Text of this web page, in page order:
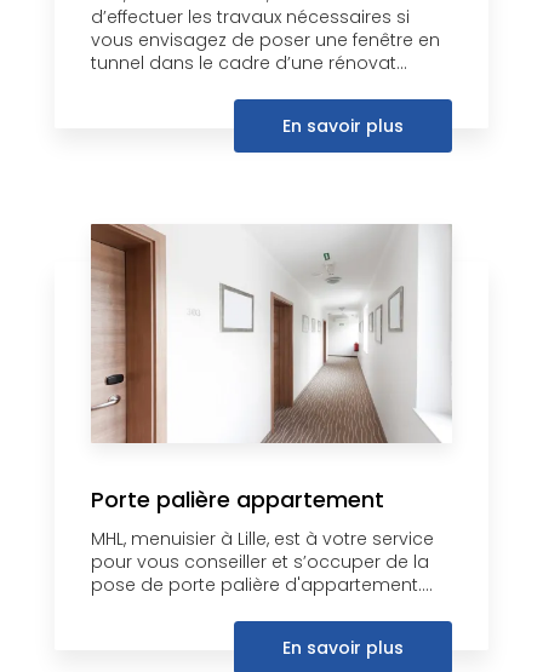
d’effectuer les travaux nécessaires si
vous envisagez de poser une fenêtre en
tunnel dans le cadre d’une rénovat...
En savoir plus
Porte palière appartement
MHL, menuisier à Lille, est à votre service
pour vous conseiller et s’occuper de la
pose de porte palière d'appartement....
En savoir plus